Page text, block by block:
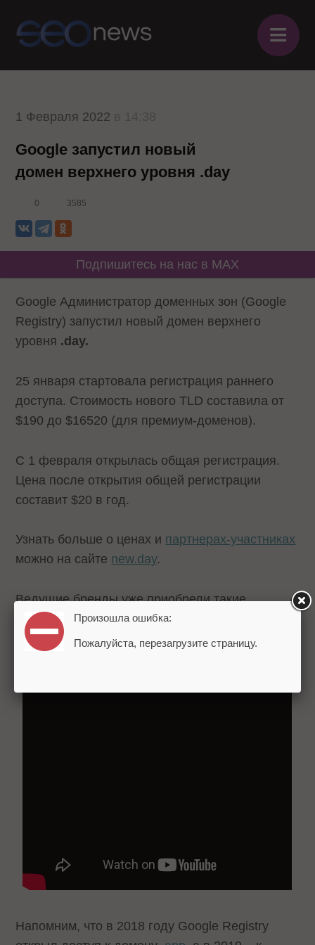
≡
1 Февраля 2022
Google запустил новый
домен верхнего уровня .day
0 3585
Подпишитесь на нас в MAX
Google Администратор доменных зон (Google
Registry) запустил новый домен верхнего
уровня .day.
25 января стартовала регистрация раннего
доступа. Стоимость нового TLD составила от
$190 до $16520 (для премиум-доменов).
С 1 февраля открылась общая регистрация.
Цена после открытия общей регистрации
составит $20 в год.
Узнать больше о ценах и партнерах-участниках
можно на сайте new.day.
Ведущие бренды уже приобрели такие
варианты, как BlackFri.day, CyberMon.day и
Valentines.day.
Напомним, что в 2018 году Google Registry
Произошла ошибка:
Пожалуйста, перезагрузите страницу.